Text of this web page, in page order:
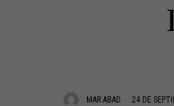
MAR ABAD 24 DE